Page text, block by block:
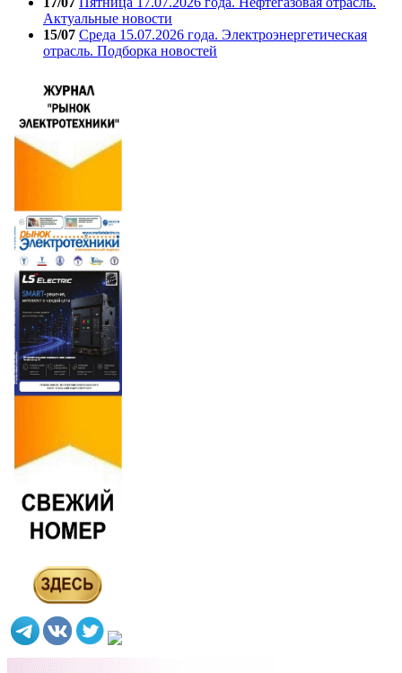
Актуальные новости
15/07 Среда 15.07.2026 года. Электроэнергетическая
отрасль. Подборка новостей